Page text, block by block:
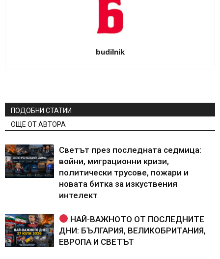
budilnik
ПОДОБНИ СТАТИИ
ОЩЕ ОТ АВТОРА
Светът през последната седмица:
войни, миграционни кризи,
политически трусове, пожари и
новата битка за изкуствения
интелект
НАЙ-ВАЖНОТО ОТ ПОСЛЕДНИТЕ
ДНИ: БЪЛГАРИЯ, ВЕЛИКОБРИТАНИЯ,
ЕВРОПА И СВЕТЪТ